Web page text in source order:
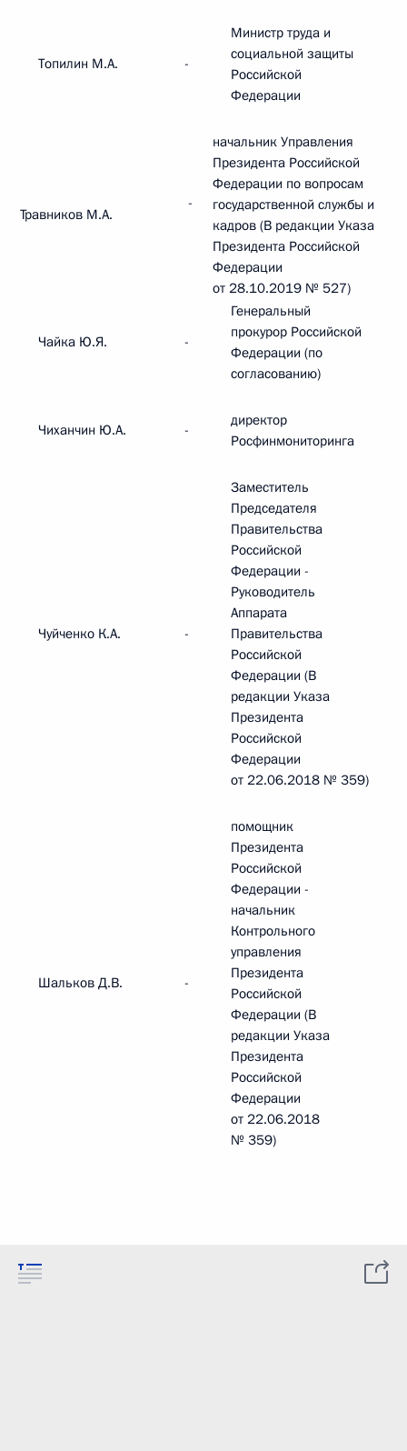
Топилин М.А. -
Министр труда и
социальной защиты
Российской
Федерации
Травников М.А.
-
начальник Управления
Президента Российской
Федерации по вопросам
государственной службы и
кадров (В редакции Указа
Президента Российской
Федерации
от 28.10.2019 № 527)
Чайка Ю.Я. -
Генеральный
прокурор Российской
Федерации (по
согласованию)
Чиханчин Ю.А. -
директор
Росфинмониторинга
Чуйченко К.А. -
Заместитель
Председателя
Правительства
Российской
Федерации -
Руководитель
Аппарата
Правительства
Российской
Федерации (В
редакции Указа
Президента
Российской
Федерации
от 22.06.2018 № 359)
Шальков Д.В. -
помощник
Президента
Российской
Федерации -
начальник
Контрольного
управления
Президента
Российской
Федерации (В
редакции Указа
Президента
Российской
Федерации
от 22.06.2018
№ 359)